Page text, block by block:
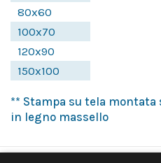
80x60
100x70
120x90
150x100
** Stampa su tela montata
in legno massello